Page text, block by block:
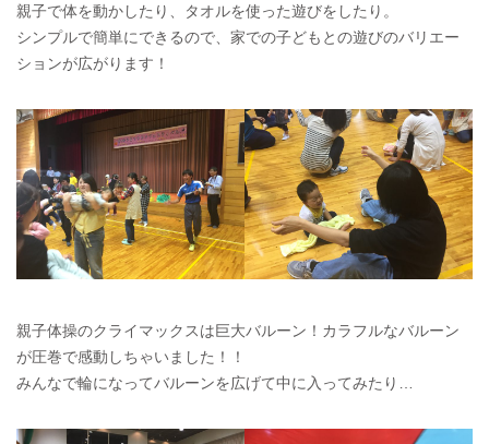
親子で体を動かしたり、タオルを使った遊びをしたり。
シンプルで簡単にできるので、家での子どもとの遊びのバリエー
ションが広がります！
親子体操のクライマックスは巨大バルーン！カラフルなバルーン
が圧巻で感動しちゃいました！！
みんなで輪になってバルーンを広げて中に入ってみたり…